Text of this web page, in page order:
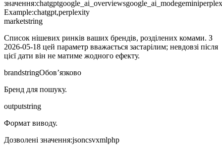
значення:chatgptgoogle_ai_overviewsgoogle_ai_modegemini
Example:chatgpt,perplexity
marketstring
Список нішевих ринків ваших брендів, розділених комами. З
2026-05-18 цей параметр вважається застарілим; невдовзі після
цієї дати він не матиме жодного ефекту.
brandstringОбов’язково
Бренд для пошуку.
outputstring
Формат виводу.
Дозволені значення:jsoncsvxmlphp